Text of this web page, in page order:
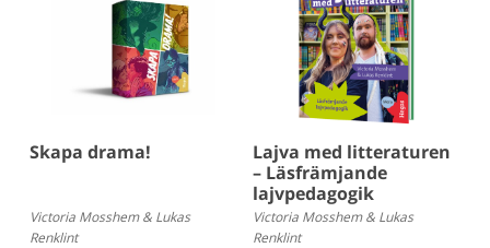
Skapa drama!
Victoria Mosshem & Lukas
Renklint
Lajva med litteraturen
– Läsfrämjande
lajvpedagogik
Victoria Mosshem & Lukas
Renklint